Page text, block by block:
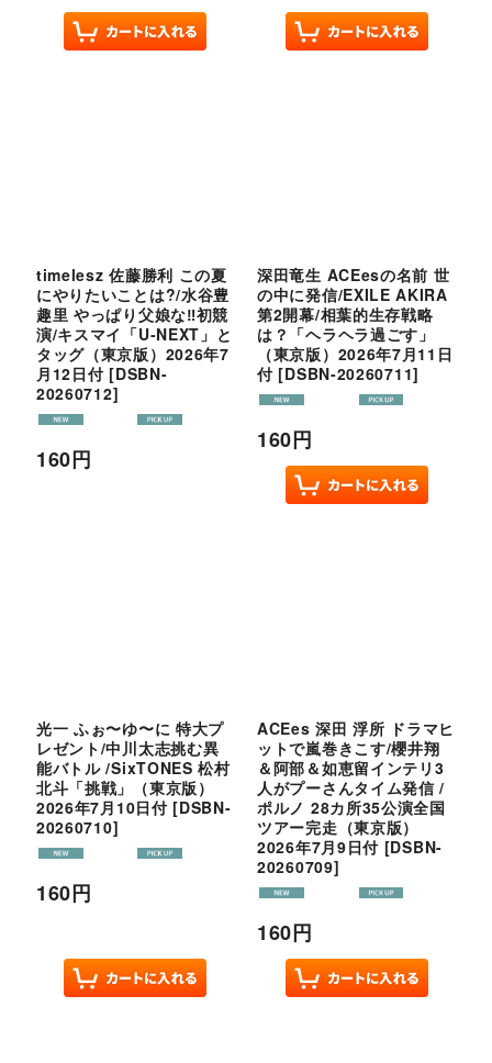
timelesz 佐藤勝利 この夏
にやりたいことは?/水谷豊
趣里 やっぱり父娘な‼︎初競
演/キスマイ「U‐NEXT」と
タッグ（東京版）2026年7
月12日付 [DSBN-
20260712]
160円
深田竜生 ACEesの名前 世
の中に発信/EXILE AKIRA
第2開幕/相葉的生存戦略
は？「ヘラヘラ過ごす」
（東京版）2026年7月11日
付 [DSBN-20260711]
160円
光一 ふぉ〜ゆ〜に 特大プ
レゼント/中川太志挑む異
能バトル /SixTONES 松村
北斗「挑戦」（東京版）
2026年7月10日付 [DSBN-
20260710]
160円
ACEes 深田 浮所 ドラマヒ
ットで嵐巻きこす/櫻井翔
＆阿部＆如恵留インテリ3
人がプーさんタイム発信 /
ポルノ 28カ所35公演全国
ツアー完走（東京版）
2026年7月9日付 [DSBN-
20260709]
160円